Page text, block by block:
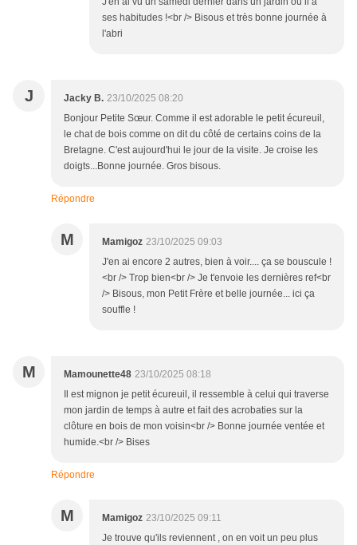
ses habitudes !<br /> Bisous et très bonne journée à
l'abri
J Jacky B. 23/10/2025 08:20
Bonjour Petite Sœur. Comme il est adorable le petit écureuil,
le chat de bois comme on dit du côté de certains coins de la
Bretagne. C'est aujourd'hui le jour de la visite. Je croise les
doigts...Bonne journée. Gros bisous.
Répondre
M Mamigoz 23/10/2025 09:03
J'en ai encore 2 autres, bien à voir.... ça se bouscule !
<br /> Trop bien<br /> Je t'envoie les dernières ref<br
/> Bisous, mon Petit Frère et belle journée... ici ça
souffle !
M Mamounette48 23/10/2025 08:18
Il est mignon je petit écureuil, il ressemble à celui qui traverse
mon jardin de temps à autre et fait des acrobaties sur la
clôture en bois de mon voisin<br /> Bonne journée ventée et
humide.<br /> Bises
Répondre
M Mamigoz 23/10/2025 09:11
Je trouve qu'ils reviennent , on en voit un peu plus